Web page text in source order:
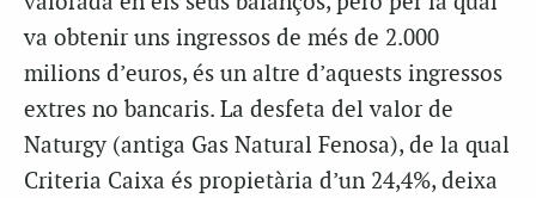
va obtenir uns ingressos de més de 2.000
milions d’euros, és un altre d’aquests ingressos
extres no bancaris. La desfeta del valor de
Naturgy (antiga Gas Natural Fenosa), de la qual
Criteria Caixa és propietària d’un 24,4%, deixa